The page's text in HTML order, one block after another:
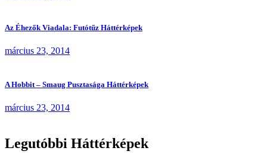
Az Éhezők Viadala: Futótűz Háttérképek
március 23, 2014
A Hobbit – Smaug Pusztasága Háttérképek
március 23, 2014
Legutóbbi Háttérképek